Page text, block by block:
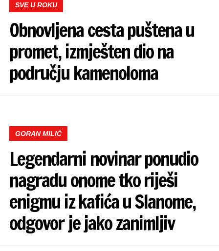
SVE U ROKU
Obnovljena cesta puštena u
promet, izmješten dio na
području kamenoloma
GORAN MILIĆ
Legendarni novinar ponudio
nagradu onome tko riješi
enigmu iz kafića u Slanome,
odgovor je jako zanimljiv